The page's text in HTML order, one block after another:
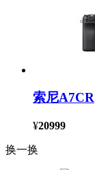
索尼A7CR
¥20999
换一换